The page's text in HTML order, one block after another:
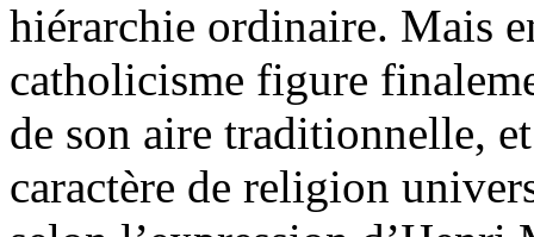
hiérarchie ordinaire. Mais
catholicisme figure
de son aire traditionnelle,
caractère de religion